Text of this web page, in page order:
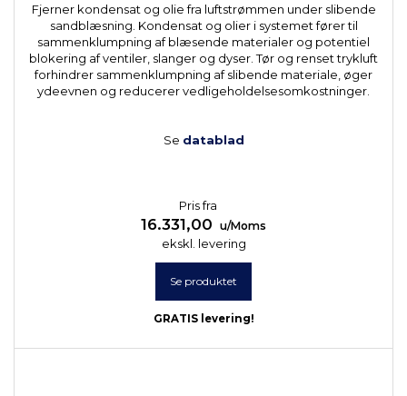
Fjerner kondensat og olie fra luftstrømmen under slibende
sandblæsning. Kondensat og olier i systemet fører til
sammenklumpning af blæsende materialer og potentiel
blokering af ventiler, slanger og dyser. Tør og renset trykluft
forhindrer sammenklumpning af slibende materiale, øger
ydeevnen og reducerer vedligeholdelsesomkostninger.
Se datablad
Pris fra
16.331,00 u/Moms
ekskl. levering
Se produktet
GRATIS levering!